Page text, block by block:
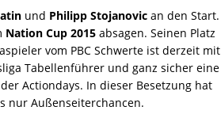
und Philipp Stojanovic an den Start.
Nation Cup 2015absagen. Seinen Platz
vom PBC Schwerte ist derzeit mit
Tabellenführer und ganz sicher eine
Actiondays. In dieser Besetzung hat
nur Außenseiterchancen.